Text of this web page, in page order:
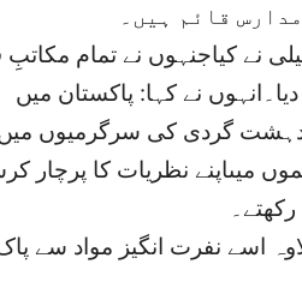
قائم ہیں۔
نے کیاجنہوں نے تمام مکاتبِ
نے کہا: پاکستان میں
دہشت گردی کی سرگرمیوں
میںاپنے نظریات کا پرچار
اسے نفرت انگیز مواد سے